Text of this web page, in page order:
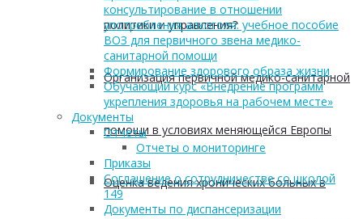
политики и управления?
Организация первичной медико-санитарной
помощи в условиях меняющейся Европы
Оценка ведения хронических больных в
консультирование в отношении
употребления алкоголя: учебное пособие
ВОЗ для первичного звена медико-
санитарной помощи
Формирование здорового образа жизни
Обучающий курс «Внедрение программ
укрепления здоровья на рабочем месте»
Документы
Отчеты
Отчеты о мониторинге
Приказы
Соглашение о сотрудничестве со школой
149
Документы по диспансеризации